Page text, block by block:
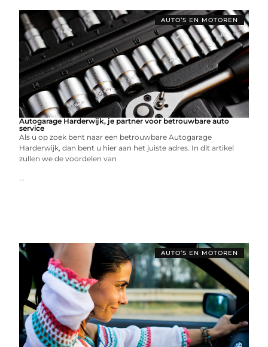
AUTO’S EN MOTOREN
Autogarage Harderwijk, je partner voor betrouwbare auto
service
Als u op zoek bent naar een betrouwbare Autogarage
Harderwijk, dan bent u hier aan het juiste adres. In dit artikel
zullen we de voordelen van
...
AUTO’S EN MOTOREN